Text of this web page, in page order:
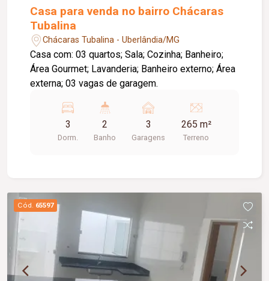
Casa para venda no bairro Chácaras
Tubalina
Chácaras Tubalina - Uberlândia/MG
Casa com: 03 quartos; Sala; Cozinha; Banheiro;
Área Gourmet; Lavanderia; Banheiro externo; Área
externa; 03 vagas de garagem.
3
Dorm.
2
Banho
3
Garagens
265 m²
Terreno
Cód. 65597